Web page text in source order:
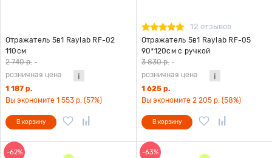
Отражатель 5в1 Raylab RF-02
110см
2 740 р. -
розничная цена
1 187 р.
Вы экономите 1 553 р. (57%)
В корзину
12 отзывов
Отражатель 5в1 Raylab RF-05
90*120см с ручкой
3 830 р. -
розничная цена
1 625 р.
Вы экономите 2 205 р. (58%)
В корзину
-62% -63%